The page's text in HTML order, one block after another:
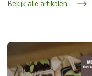
Bekijk alle artikelen